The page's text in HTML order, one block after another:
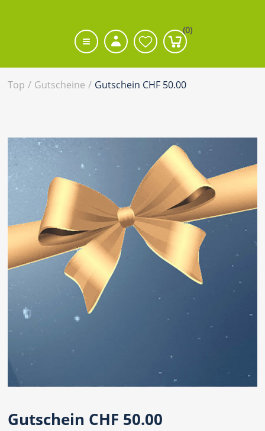
(0)
Top / Gutscheine / Gutschein CHF 50.00
Gutschein CHF 50.00